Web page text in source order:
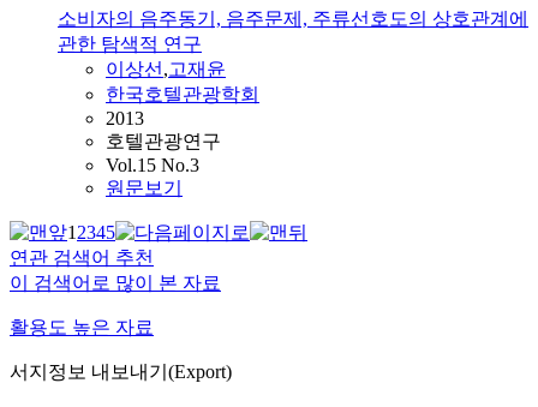
소비자의 음주동기, 음주문제, 주류선호도의 상호관계에
관한 탐색적 연구
이상선,고재윤
한국호텔관광학회
2013
호텔관광연구
Vol.15 No.3
원문보기
12345
연관 검색어 추천
이 검색어로 많이 본 자료
활용도 높은 자료
서지정보 내보내기(Export)